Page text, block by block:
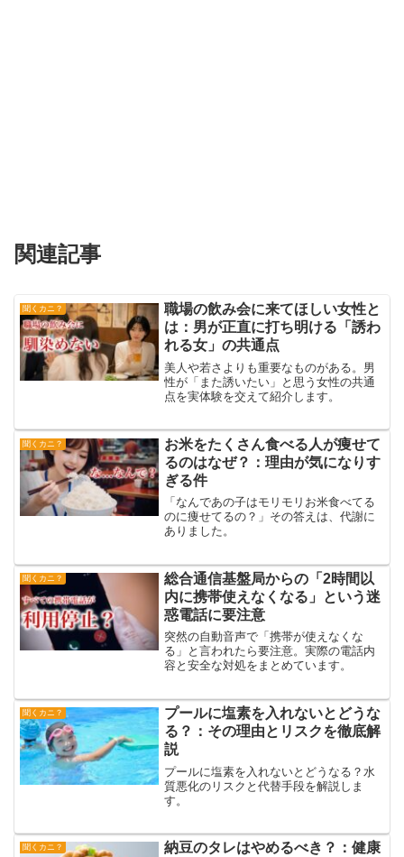
関連記事
聞くカニ？
職場の飲み会に来てほしい女性と
は：男が正直に打ち明ける「誘わ
れる女」の共通点
美人や若さよりも重要なものがある。男
性が「また誘いたい」と思う女性の共通
点を実体験を交えて紹介します。
聞くカニ？
お米をたくさん食べる人が痩せて
るのはなぜ？：理由が気になりす
ぎる件
「なんであの子はモリモリお米食べてる
のに痩せてるの？」その答えは、代謝に
ありました。
聞くカニ？
総合通信基盤局からの「2時間以
内に携帯使えなくなる」という迷
惑電話に要注意
突然の自動音声で「携帯が使えなくな
る」と言われたら要注意。実際の電話内
容と安全な対処をまとめています。
聞くカニ？
プールに塩素を入れないとどうな
る？：その理由とリスクを徹底解
説
プールに塩素を入れないとどうなる？水
質悪化のリスクと代替手段を解説しま
す。
聞くカニ？
納豆のタレはやめるべき？：健康